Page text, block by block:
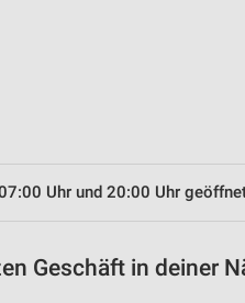
Uhr und 20:00 Uhr
Geschäft in deiner